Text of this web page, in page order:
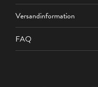
Versandinformation
FAQ